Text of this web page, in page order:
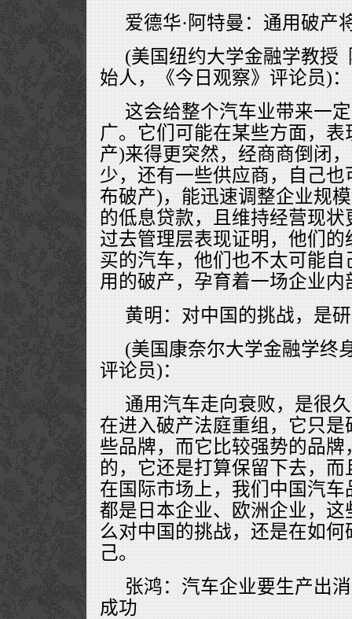
爱德华·阿特曼：通用破产
(美国纽约大学金融学教授
始人，《今日观察》评论员)：
这会给整个汽车业带来一
广。它们可能在某些方面，
产)来得更突然，经商商倒闭
少，还有一些供应商，自己
布破产)，能迅速调整企业规
的低息贷款，且维持经营现
过去管理层表现证明，他们
买的汽车，他们也不太可能
用的破产，孕育着一场企业内
黄明：对中国的挑战，是
(美国康奈尔大学金融学终
评论员)：
通用汽车走向衰败，是很
在进入破产法庭重组，它只
些品牌，而它比较强势的品
的，它还是打算保留下去，
在国际市场上，我们中国汽
都是日本企业、欧洲企业，
么对中国的挑战，还是在如
己。
张鸿：汽车企业要生产出
成功